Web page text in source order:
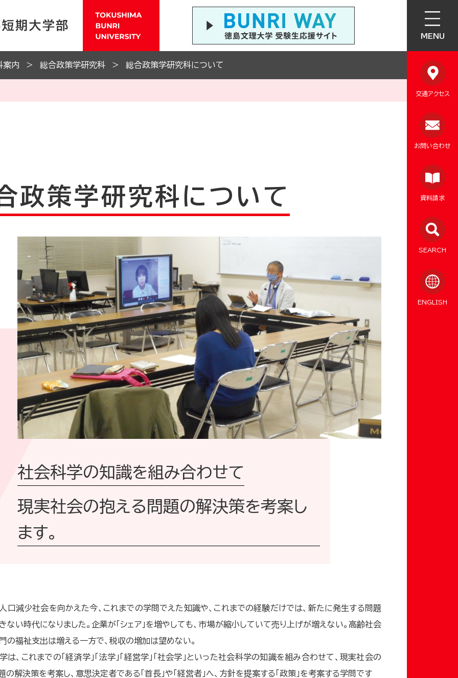
MENU
交通アクセス
お問い合わせ
資料請求
SEARCH
ENGLISH
案内 総合政策学研究科 総合政策学研究科について
政策学研究科について
社会科学の知識を組み合わせて
現実社会の抱える問題の解決策を考案し
ます。
口減少社会を向かえた今、これまでの学問でえた知識や、これまでの経験だけでは、新たに発生する問題
ない時代になりました。企業が「シェア」を増やしても、市場が縮小していて売り上げが増えない。高齢社会
の福祉支出は増える一方で、税収の増加は望めない。
は、これまでの「経済学」「法学」「経営学」「社会学」といった社会科学の知識を組み合わせて、現実社会の
の解決策を考案し、意思決定者である「首長」や「経営者」へ、方針を提案する「政策」を考案する学問です